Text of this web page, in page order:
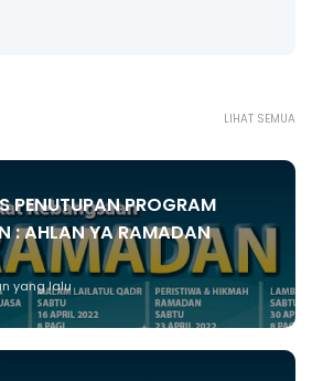
LIHAT SEMUA
PENUTUPAN PROGRAM
: AHLAN YA RAMADAN
yang lalu